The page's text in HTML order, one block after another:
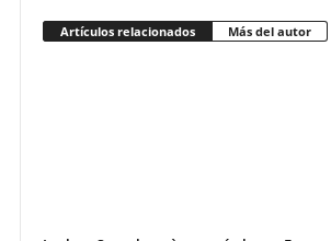
Artículos relacionados Más del autor